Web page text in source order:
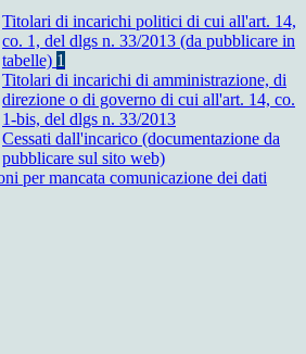
Titolari di incarichi politici di cui all'art. 14,
co. 1, del dlgs n. 33/2013 (da pubblicare in
tabelle) 1
Titolari di incarichi di amministrazione, di
direzione o di governo di cui all'art. 14, co.
1-bis, del dlgs n. 33/2013
Cessati dall'incarico (documentazione da
pubblicare sul sito web)
per mancata comunicazione dei dati